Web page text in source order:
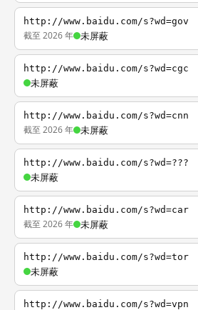
http://www.baidu.com/s?wd=gov
截至 2026 年 未屏蔽
http://www.baidu.com/s?wd=cgc
未屏蔽
http://www.baidu.com/s?wd=cnn
截至 2026 年 未屏蔽
http://www.baidu.com/s?wd=???
未屏蔽
http://www.baidu.com/s?wd=car
截至 2026 年 未屏蔽
http://www.baidu.com/s?wd=tor
未屏蔽
http://www.baidu.com/s?wd=vpn